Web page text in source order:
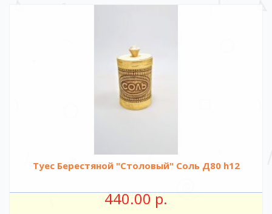
Туес Берестяной "Столовый" Соль Д80 h12
440.00 р.